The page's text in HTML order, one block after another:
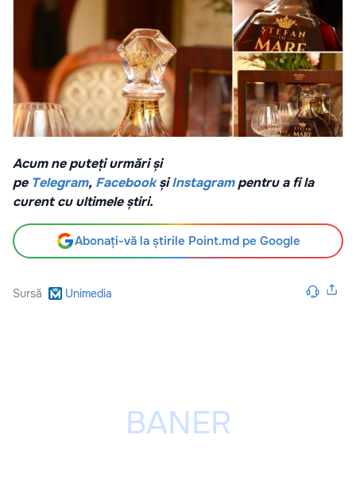
Acum ne puteți urmări și
pe Telegram, FacebookșiInstagrampentru a fi la
curent cu ultimele știri.
Abonați-vă la știrile Point.md pe Google
Sursă Unimedia